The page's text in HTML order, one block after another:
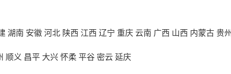
湖南 安徽河北 陕西 江西 辽宁 重庆 云南 广西 山西 内蒙古 贵
顺义 昌平 大兴怀柔平谷 密云延庆